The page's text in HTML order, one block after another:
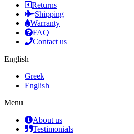
Returns
Shipping
Warranty
FAQ
Contact us
English
Greek
English
Menu
About us
Testimonials